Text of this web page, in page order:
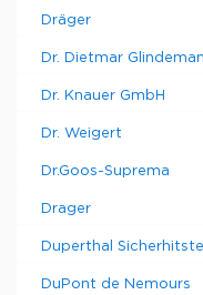
Dräger
Dr. Dietmar
Dr. Knauer GmbH
Dr. Weigert
Dr.Goos-Suprema
Drager
Duperthal
DuPont de Nemours